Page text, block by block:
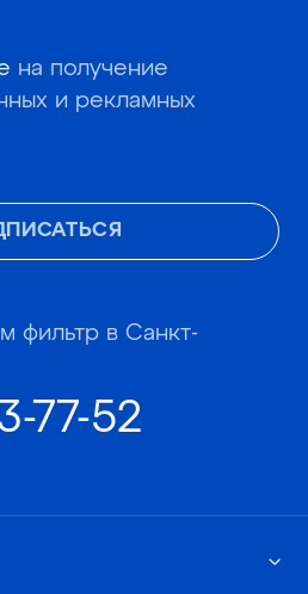
на получение
и рекламных
фильтр в Санкт-
77-52